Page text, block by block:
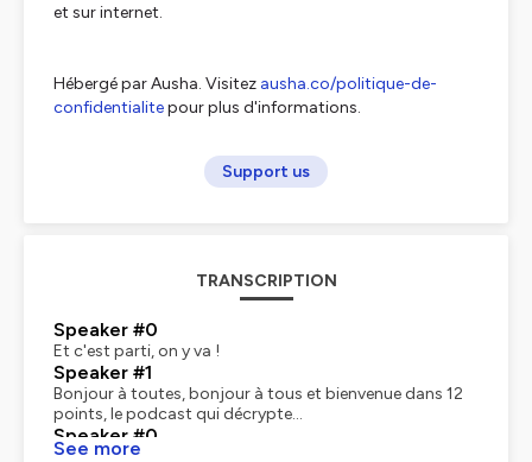
et sur internet.
Hébergé par Ausha. Visitez ausha.co/politique-de-
confidentialitepour plus d'informations.
Support us
TRANSCRIPTION
Speaker #0
Et c'est parti, on y va !
Speaker #1
Bonjour à toutes, bonjour à tous et bienvenue dans 12
points, le podcast qui décrypte...
Speaker #0
L'envision !
See more